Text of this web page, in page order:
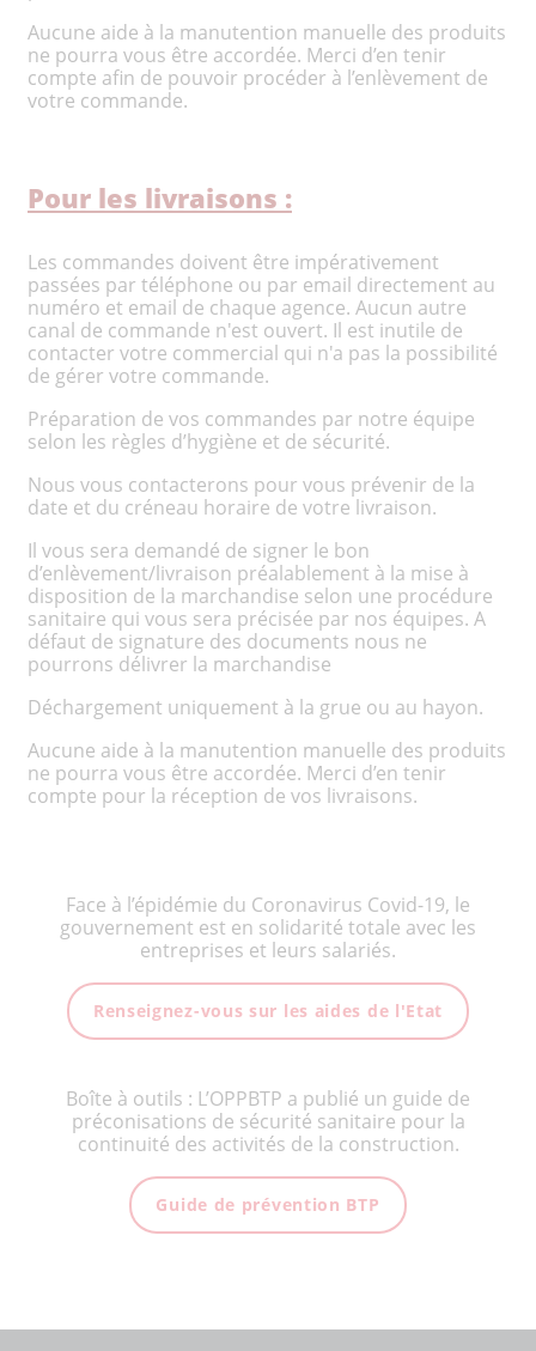
Aucune aide à la manutention manuelle des produits
ne pourra vous être accordée. Merci d’en tenir
compte afin de pouvoir procéder à l’enlèvement de
votre commande.
Pour les livraisons :
Les commandes doivent être impérativement
passées par téléphone ou par email directement au
numéro et email de chaque agence. Aucun autre
canal de commande n'est ouvert. Il est inutile de
contacter votre commercial qui n'a pas la possibilité
de gérer votre commande.
Préparation de vos commandes par notre équipe
selon les règles d’hygiène et de sécurité.
Nous vous contacterons pour vous prévenir de la
date et du créneau horaire de votre livraison.
Il vous sera demandé de signer le bon
d’enlèvement/livraison préalablement à la mise à
disposition de la marchandise selon une procédure
sanitaire qui vous sera précisée par nos équipes. A
défaut de signature des documents nous ne
pourrons délivrer la marchandise
Déchargement uniquement à la grue ou au hayon.
Aucune aide à la manutention manuelle des produits
ne pourra vous être accordée. Merci d’en tenir
compte pour la réception de vos livraisons.
Face à l’épidémie du Coronavirus Covid-19, le
gouvernement est en solidarité totale avec les
entreprises et leurs salariés.
Renseignez-vous sur les aides de l'Etat
Boîte à outils : L’OPPBTP a publié un guide de
préconisations de sécurité sanitaire pour la
continuité des activités de la construction.
Guide de prévention BTP